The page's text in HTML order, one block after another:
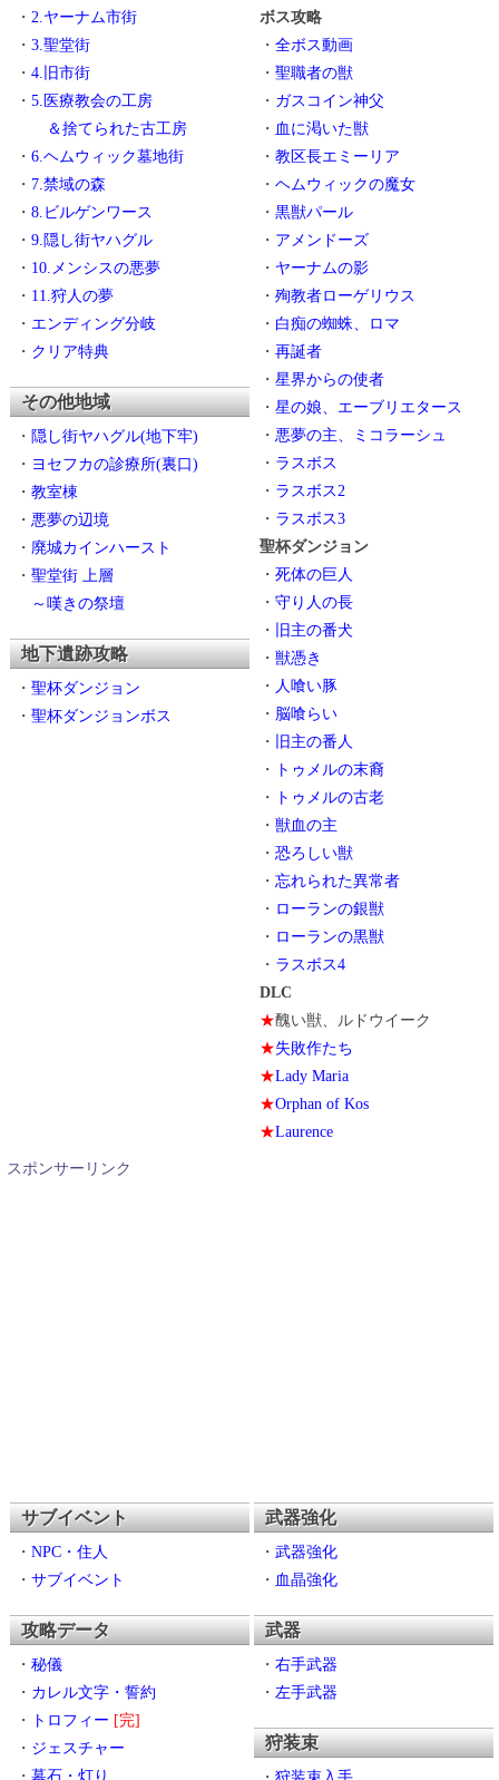
・ 2.ヤーナム市街
・ 3.聖堂街
・ 4.旧市街
・ 5.医療教会の工房
＆捨てられた古工房
・ 6.ヘムウィック墓地街
・ 7.禁域の森
・ 8.ビルゲンワース
・ 9.隠し街ヤハグル
・ 10.メンシスの悪夢
・ 11.狩人の夢
・ エンディング分岐
・ クリア特典
その他地域
・ 隠し街ヤハグル(地下牢)
・ ヨセフカの診療所(裏口)
・ 教室棟
・ 悪夢の辺境
・ 廃城カインハースト
・ 聖堂街 上層
～嘆きの祭壇
地下遺跡攻略
・ 聖杯ダンジョン
・ 聖杯ダンジョンボス
ボス攻略
・ 全ボス動画
・ 聖職者の獣
・ ガスコイン神父
・ 血に渇いた獣
・ 教区長エミーリア
・ ヘムウィックの魔女
・ 黒獣パール
・ アメンドーズ
・ ヤーナムの影
・ 殉教者ローゲリウス
・ 白痴の蜘蛛、ロマ
・ 再誕者
・ 星界からの使者
・ 星の娘、エーブリエタース
・ 悪夢の主、ミコラーシュ
・ ラスボス
・ ラスボス2
・ ラスボス3
聖杯ダンジョン
・ 死体の巨人
・ 守り人の長
・
旧主の番犬
・ 獣憑き
・ 人喰い豚
・ 脳喰らい
・
旧主の番人
・
トゥメルの末裔
・
トゥメルの古老
・ 獣血の主
・ 恐ろしい獣
・ 忘れられた異常者
・ ローランの銀獣
・ ローランの黒獣
・ ラスボス4
DLC
★醜い獣、ルドウイーク
★失敗作たち
★Lady Maria
★Orphan of Kos
★Laurence
スポンサーリンク
サブイベント
・ NPC・住人
・ サブイベント
攻略データ
・ 秘儀
・ カレル文字・誓約
・
トロフィー [完]
・ ジェスチャー
・ 墓石・灯り
武器強化
・ 武器強化
・ 血晶強化
武器
・ 右手武器
・ 左手武器
狩装束